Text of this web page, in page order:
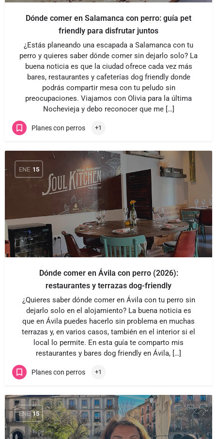
Dónde comer en Salamanca con perro: guía pet
friendly para disfrutar juntos
¿Estás planeando una escapada a Salamanca con tu
perro y quieres saber dónde comer sin dejarlo solo? La
buena noticia es que la ciudad ofrece cada vez más
bares, restaurantes y cafeterías dog friendly donde
podrás compartir mesa con tu peludo sin
preocupaciones. Viajamos con Olivia para la última
Nochevieja y debo reconocer que me […]
Planes con perros +1
ENE 15
Dónde comer en Ávila con perro (2026):
restaurantes y terrazas dog-friendly
¿Quieres saber dónde comer en Ávila con tu perro sin
dejarlo solo en el alojamiento? La buena noticia es
que en Ávila puedes hacerlo sin problema en muchas
terrazas y, en varios casos, también en el interior si el
local lo permite. En esta guía te comparto mis
restaurantes y bares dog friendly en Ávila, […]
Planes con perros +1
ENE 15